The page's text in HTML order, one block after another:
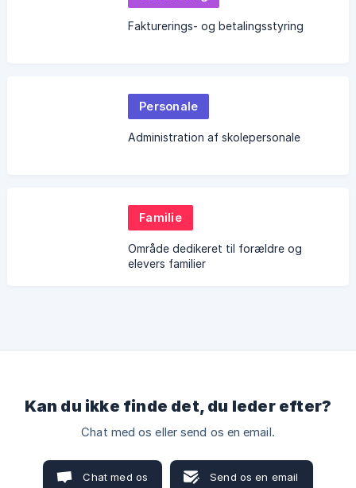
Fakturerings- og betalingsstyring
Personale
Administration af skolepersonale
Familie
Område dedikeret til forældre og
elevers familier
Kan du ikke finde det, du leder efter?
Chat med os eller send os en email.
Chat med os Send os en email